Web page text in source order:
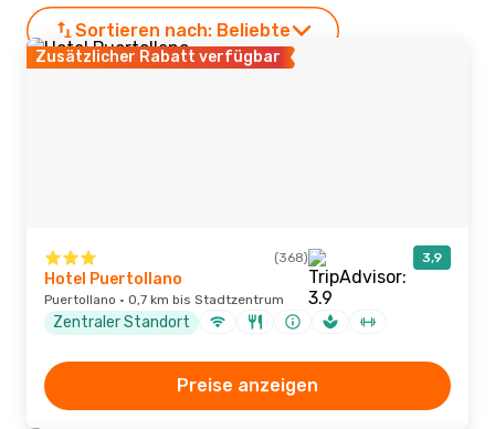
Sortieren nach: Beliebte
Zusätzlicher Rabatt verfügbar
(368) 3,9
Hotel Puertollano
Puertollano · 0,7 km bis Stadtzentrum
Zentraler Standort
Preise anzeigen